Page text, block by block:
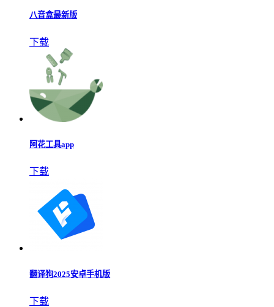
八音盒最新版
下载
阿花工具app
下载
翻译狗2025安卓手机版
下载